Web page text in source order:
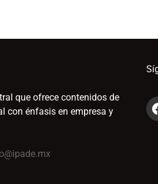
que ofrece contenidos de
con énfasis en empresa y